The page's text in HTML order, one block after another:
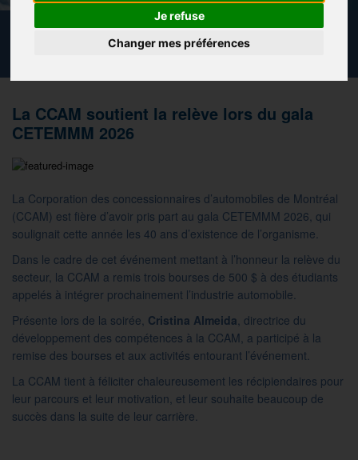
Je refuse
Changer mes préférences
NOUVELLES
La CCAM soutient la relève lors du gala
CETEMMM 2026
La Corporation des concessionnaires d’automobiles de Montréal
(CCAM) est fière d’avoir pris part au gala CETEMMM 2026, qui
soulignait cette année les 40 ans d’existence de l’organisme.
Dans le cadre de cet événement mettant à l’honneur la relève du
secteur, la CCAM a remis trois bourses de 500 $ à des étudiants
appelés à intégrer prochainement l’industrie automobile.
Présente lors de la soirée, Cristina Almeida, directrice du
développement des compétences à la CCAM, a participé à la
remise des bourses et aux activités entourant l’événement.
La CCAM tient à féliciter chaleureusement les récipiendaires pour
leur parcours et leur motivation, et leur souhaite beaucoup de
succès dans la suite de leur carrière.